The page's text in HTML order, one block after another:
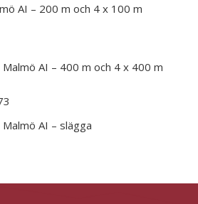
AI – 200 m och 4 x 100 m
Malmö AI – 400 m och 4 x 400 m
Malmö AI – slägga